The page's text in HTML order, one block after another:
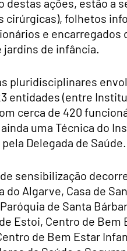
destas ações, estão a
cirúrgicas), folhetos
e
jardins de infância.
pluridisciplinares
entidades (entre
cerca de 420
uma Técnica do
Delegada de Saúde.
sensibilização
do Algarve, Casa de
de Santa
Estoi, Centro de
de Bem Estar